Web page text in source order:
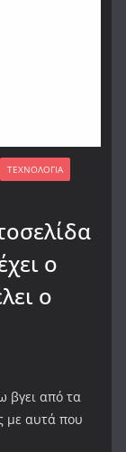
ΤΕΧΝΟΛΟΓΊΑ
ο
ο
βγει από τα
με αυτά που